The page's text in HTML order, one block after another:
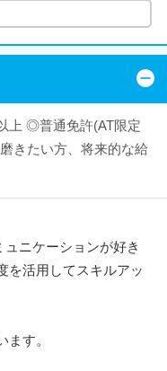
◎普通免許(AT限定
きたい方、将来的な給
ニケーションが好き
を活用してスキルアッ
す。